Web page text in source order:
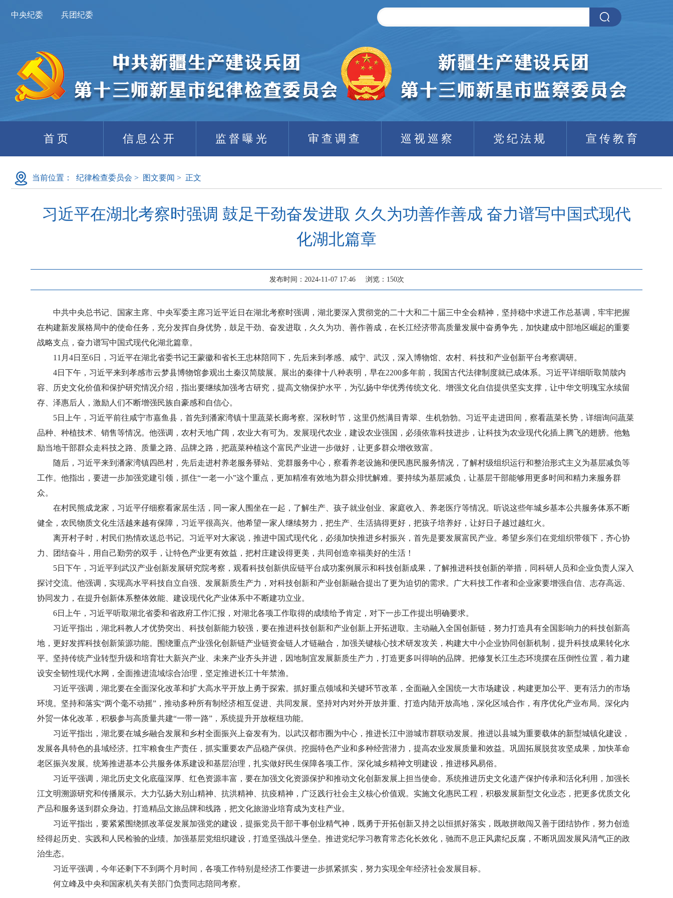
中央纪委 兵团纪委
首页 信息公开 监督曝光 审查调查 巡视巡察 党纪法规 宣传教育
当前位置： 纪律检查委员会 > 图文要闻 > 正文
习近平在湖北考察时强调 鼓足干劲奋发进取 久久为功善作善成 奋力谱写中国式现代
化湖北篇章
发布时间：2024-11-07 17:46 浏览： 150次
中共中央总书记、国家主席、中央军委主席习近平近日在湖北考察时强调，湖北要深入贯彻党的二十大和二十届三中全会精神，坚持稳中求进工作总基调，牢牢把握
在构建新发展格局中的使命任务，充分发挥自身优势，鼓足干劲、奋发进取，久久为功、善作善成，在长江经济带高质量发展中奋勇争先，加快建成中部地区崛起的重要
战略支点，奋力谱写中国式现代化湖北篇章。
11月4日至6日，习近平在湖北省委书记王蒙徽和省长王忠林陪同下，先后来到孝感、咸宁、武汉，深入博物馆、农村、科技和产业创新平台考察调研。
4日下午，习近平来到孝感市云梦县博物馆参观出土秦汉简牍展。展出的秦律十八种表明，早在2200多年前，我国古代法律制度就已成体系。习近平详细听取简牍内
容、历史文化价值和保护研究情况介绍，指出要继续加强考古研究，提高文物保护水平，为弘扬中华优秀传统文化、增强文化自信提供坚实支撑，让中华文明瑰宝永续留
存、泽惠后人，激励人们不断增强民族自豪感和自信心。
5日上午，习近平前往咸宁市嘉鱼县，首先到潘家湾镇十里蔬菜长廊考察。深秋时节，这里仍然满目青翠、生机勃勃。习近平走进田间，察看蔬菜长势，详细询问蔬菜
品种、种植技术、销售等情况。他强调，农村天地广阔，农业大有可为。发展现代农业，建设农业强国，必须依靠科技进步，让科技为农业现代化插上腾飞的翅膀。他勉
励当地干部群众走科技之路、质量之路、品牌之路，把蔬菜种植这个富民产业进一步做好，让更多群众增收致富。
随后，习近平来到潘家湾镇四邑村，先后走进村养老服务驿站、党群服务中心，察看养老设施和便民惠民服务情况，了解村级组织运行和整治形式主义为基层减负等
工作。他指出，要进一步加强党建引领，抓住“一老一小”这个重点，更加精准有效地为群众排忧解难。要持续为基层减负，让基层干部能够用更多时间和精力来服务群
众。
在村民熊成龙家，习近平仔细察看家居生活，同一家人围坐在一起，了解生产、孩子就业创业、家庭收入、养老医疗等情况。听说这些年城乡基本公共服务体系不断
健全，农民物质文化生活越来越有保障，习近平很高兴。他希望一家人继续努力，把生产、生活搞得更好，把孩子培养好，让好日子越过越红火。
离开村子时，村民们热情欢送总书记。习近平对大家说，推进中国式现代化，必须加快推进乡村振兴，首先是要发展富民产业。希望乡亲们在党组织带领下，齐心协
力、团结奋斗，用自己勤劳的双手，让特色产业更有效益，把村庄建设得更美，共同创造幸福美好的生活！
5日下午，习近平到武汉产业创新发展研究院考察，观看科技创新供应链平台成功案例展示和科技创新成果，了解推进科技创新的举措，同科研人员和企业负责人深入
探讨交流。他强调，实现高水平科技自立自强、发展新质生产力，对科技创新和产业创新融合提出了更为迫切的需求。广大科技工作者和企业家要增强自信、志存高远、
协同发力，在提升创新体系整体效能、建设现代化产业体系中不断建功立业。
6日上午，习近平听取湖北省委和省政府工作汇报，对湖北各项工作取得的成绩给予肯定，对下一步工作提出明确要求。
习近平指出，湖北科教人才优势突出、科技创新能力较强，要在推进科技创新和产业创新上开拓进取。主动融入全国创新链，努力打造具有全国影响力的科技创新高
地，更好发挥科技创新策源功能。围绕重点产业强化创新链产业链资金链人才链融合，加强关键核心技术研发攻关，构建大中小企业协同创新机制，提升科技成果转化水
平。坚持传统产业转型升级和培育壮大新兴产业、未来产业齐头并进，因地制宜发展新质生产力，打造更多叫得响的品牌。把修复长江生态环境摆在压倒性位置，着力建
设安全韧性现代水网，全面推进流域综合治理，坚定推进长江十年禁渔。
习近平强调，湖北要在全面深化改革和扩大高水平开放上勇于探索。抓好重点领域和关键环节改革，全面融入全国统一大市场建设，构建更加公平、更有活力的市场
环境。坚持和落实“两个毫不动摇”，推动多种所有制经济相互促进、共同发展。坚持对内对外开放并重、打造内陆开放高地，深化区域合作，有序优化产业布局。深化内
外贸一体化改革，积极参与高质量共建“一带一路”，系统提升开放枢纽功能。
习近平指出，湖北要在城乡融合发展和乡村全面振兴上奋发有为。以武汉都市圈为中心，推进长江中游城市群联动发展。推进以县城为重要载体的新型城镇化建设，
发展各具特色的县域经济。扛牢粮食生产责任，抓实重要农产品稳产保供。挖掘特色产业和多种经营潜力，提高农业发展质量和效益。巩固拓展脱贫攻坚成果，加快革命
老区振兴发展。统筹推进基本公共服务体系建设和基层治理，扎实做好民生保障各项工作。深化城乡精神文明建设，推进移风易俗。
习近平强调，湖北历史文化底蕴深厚、红色资源丰富，要在加强文化资源保护和推动文化创新发展上担当使命。系统推进历史文化遗产保护传承和活化利用，加强长
江文明溯源研究和传播展示。大力弘扬大别山精神、抗洪精神、抗疫精神，广泛践行社会主义核心价值观。实施文化惠民工程，积极发展新型文化业态，把更多优质文化
产品和服务送到群众身边。打造精品文旅品牌和线路，把文化旅游业培育成为支柱产业。
习近平指出，要紧紧围绕抓改革促发展加强党的建设，提振党员干部干事创业精气神，既勇于开拓创新又持之以恒抓好落实，既敢拼敢闯又善于团结协作，努力创造
经得起历史、实践和人民检验的业绩。加强基层党组织建设，打造坚强战斗堡垒。推进党纪学习教育常态化长效化，驰而不息正风肃纪反腐，不断巩固发展风清气正的政
治生态。
习近平强调，今年还剩下不到两个月时间，各项工作特别是经济工作要进一步抓紧抓实，努力实现全年经济社会发展目标。
何立峰及中央和国家机关有关部门负责同志陪同考察。